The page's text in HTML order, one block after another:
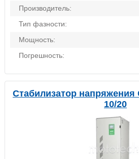
Производитель:
Тип фазности:
Мощность:
Погрешность:
Стабилизатор напряжения
10/20